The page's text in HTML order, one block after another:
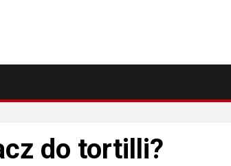
do tortilli?